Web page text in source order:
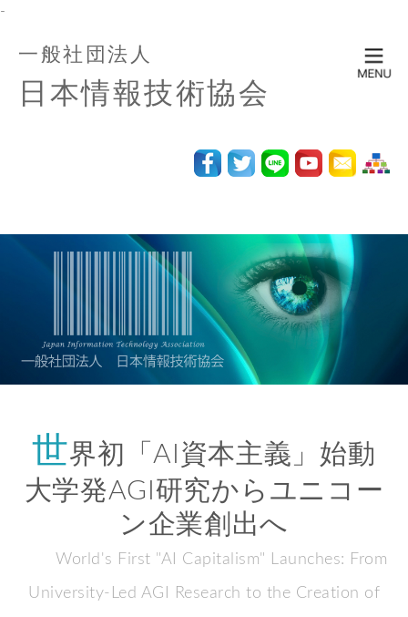
-
一般社団法人
日本情報技術協会
世界初「AI資本主義」始動
大学発AGI研究からユニコー
ン企業創出へ
World's First "AI Capitalism" Launches: From
University-Led AGI Research to the Creation of